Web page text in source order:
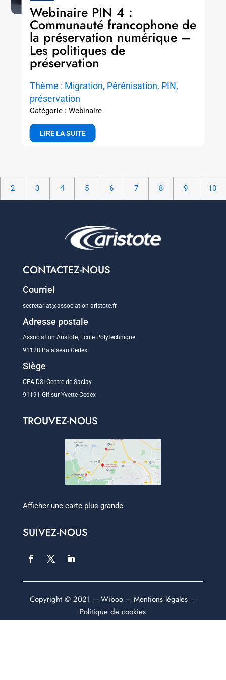
Webinaire PIN 4 :
Communauté francophone de
la préservation numérique –
Les politiques de
préservation
Thème : Migration, Pérénisation, PIN,
préservation
Catégorie : Webinaire
LIRE LA SUITE
2 3 4 5 6 7 8 9 10
CONTACTEZ-NOUS
Courriel
secretariat@association-aristote.fr
Adresse postale
Association Aristote, Ecole Polytechnique
91128 Palaiseau Cedex
Siège
CEA-DSI Centre de Saclay
91191 Gif-sur-Yvette Cedex
TROUVEZ-NOUS
Afficher une carte plus grande
SUIVEZ-NOUS
Copyright © 2021 –Wiboo –Mentions légales –
Politique de cookies